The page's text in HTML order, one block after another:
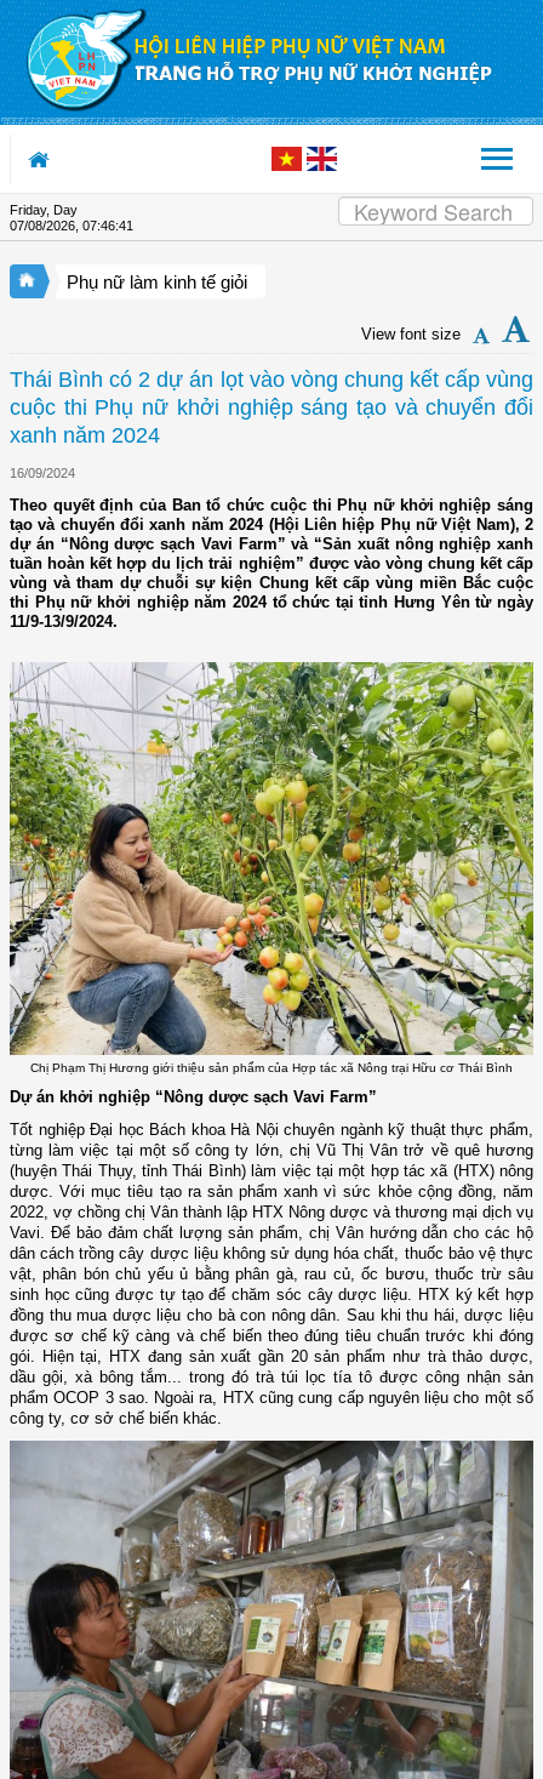
Skip to Content
Friday, Day
07/08/2026 07:46:42
Phụ nữ làm kinh tế giỏi
View font size
Thái Bình có 2 dự án lọt vào vòng chung kết cấp vùng
cuộc thi Phụ nữ khởi nghiệp sáng tạo và chuyển đổi
xanh năm 2024
16/09/2024
Theo quyết định của Ban tổ chức cuộc thi Phụ nữ khởi nghiệp sáng
tạo và chuyển đổi xanh năm 2024 (Hội Liên hiệp Phụ nữ Việt Nam), 2
dự án “Nông dược sạch Vavi Farm” và “Sản xuất nông nghiệp xanh
tuần hoàn kết hợp du lịch trải nghiệm” được vào vòng chung kết cấp
vùng và tham dự chuỗi sự kiện Chung kết cấp vùng miền Bắc cuộc
thi Phụ nữ khởi nghiệp năm 2024 tổ chức tại tỉnh Hưng Yên từ ngày
11/9-13/9/2024.
Chị Phạm Thị Hương giới thiệu sản phẩm của Hợp tác xã Nông trại Hữu cơ Thái Bình
Dự án khởi nghiệp “Nông dược sạch Vavi Farm”
Tốt nghiệp Đại học Bách khoa Hà Nội chuyên ngành kỹ thuật thực phẩm,
từng làm việc tại một số công ty lớn, chị Vũ Thị Vân trở về quê hương
(huyện Thái Thụy, tỉnh Thái Bình) làm việc tại một hợp tác xã (HTX) nông
dược. Với mục tiêu tạo ra sản phẩm xanh vì sức khỏe cộng đồng, năm
2022, vợ chồng chị Vân thành lập HTX Nông dược và thương mại dịch vụ
Vavi. Để bảo đảm chất lượng sản phẩm, chị Vân hướng dẫn cho các hộ
dân cách trồng cây dược liệu không sử dụng hóa chất, thuốc bảo vệ thực
vật, phân bón chủ yếu ủ bằng phân gà, rau củ, ốc bươu, thuốc trừ sâu
sinh học cũng được tự tạo để chăm sóc cây dược liệu. HTX ký kết hợp
đồng thu mua dược liệu cho bà con nông dân. Sau khi thu hái, dược liệu
được sơ chế kỹ càng và chế biến theo đúng tiêu chuẩn trước khi đóng
gói. Hiện tại, HTX đang sản xuất gần 20 sản phẩm như trà thảo dược,
dầu gội, xà bông tắm... trong đó trà túi lọc tía tô được công nhận sản
phẩm OCOP 3 sao. Ngoài ra, HTX cũng cung cấp nguyên liệu cho một số
công ty, cơ sở chế biến khác.